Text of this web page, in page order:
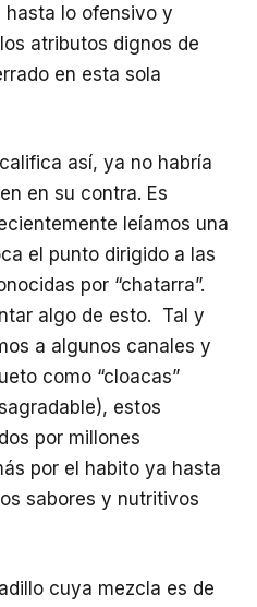
hasta lo ofensivo y
atributos dignos de
en esta sola
así, ya no habría
en su contra. Es
leíamos una
el punto dirigido a las
por “chatarra”.
algo de esto. Tal y
a algunos canales y
como “cloacas”
estos
por millones
por el habito ya hasta
sabores y nutritivos
cuya mezcla es de